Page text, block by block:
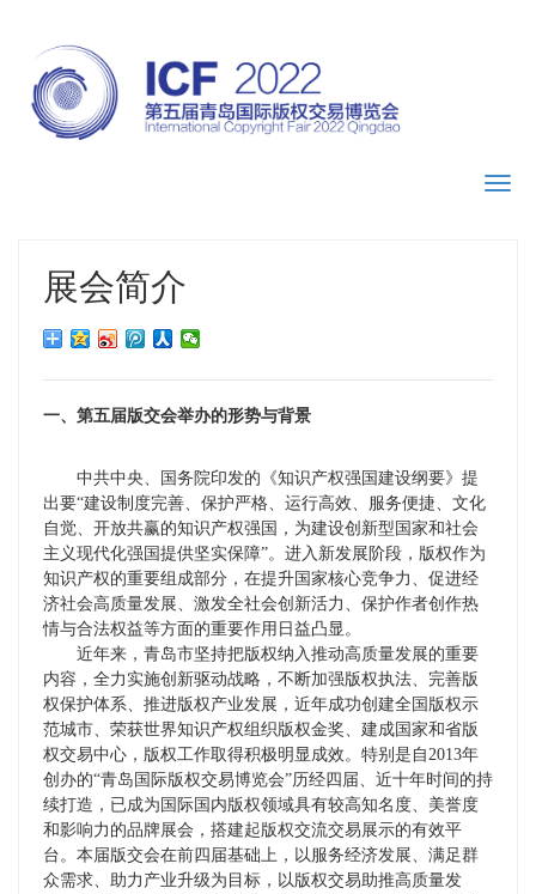
展会简介
一、第五届版交会举办的形势与背景
中共中央、国务院印发的《知识产权强国建设纲要》提
出要“建设制度完善、保护严格、运行高效、服务便捷、文化
自觉、开放共赢的知识产权强国，为建设创新型国家和社会
主义现代化强国提供坚实保障”。进入新发展阶段，版权作为
知识产权的重要组成部分，在提升国家核心竞争力、促进经
济社会高质量发展、激发全社会创新活力、保护作者创作热
情与合法权益等方面的重要作用日益凸显。
近年来，青岛市坚持把版权纳入推动高质量发展的重要
内容，全力实施创新驱动战略，不断加强版权执法、完善版
权保护体系、推进版权产业发展，近年成功创建全国版权示
范城市、荣获世界知识产权组织版权金奖、建成国家和省版
权交易中心，版权工作取得积极明显成效。特别是自2013年
创办的“青岛国际版权交易博览会”历经四届、近十年时间的持
续打造，已成为国际国内版权领域具有较高知名度、美誉度
和影响力的品牌展会，搭建起版权交流交易展示的有效平
台。本届版交会在前四届基础上，以服务经济发展、满足群
众需求、助力产业升级为目标，以版权交易助推高质量发